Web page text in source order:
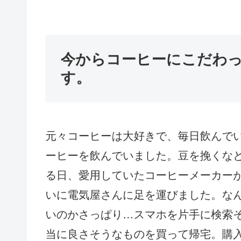
今からコーヒーにこだわ
す。
元々コーヒーは大好きで、毎日飲んで
ーヒーを飲んでいました。豆を挽くな
る日、愛用していたコーヒーメーカー
いに電気屋さんに足を運びました。な
いのかさっぱり…スマホを片手に検索
当に良さそうなものを買って帰宅。購